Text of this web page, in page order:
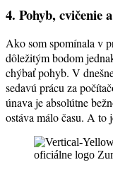
4. Pohyb, cvičenie
Ako som spomínala v
dôležitým bodom
chýbať pohyb. V
sedavú prácu za
únava je absolútne
ostáva málo času. A to
oficiálne logo